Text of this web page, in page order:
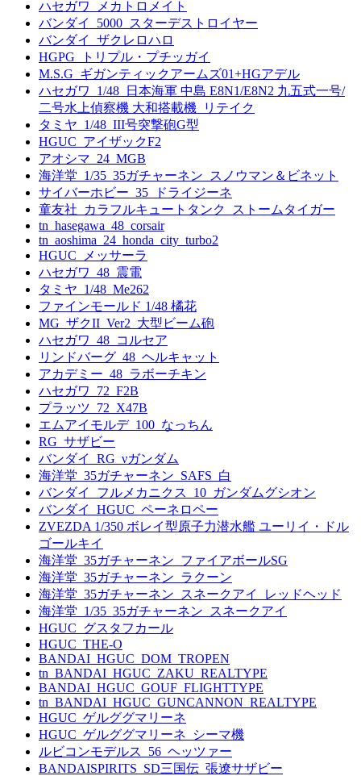
ハセガワ_メカトロメイト
バンダイ_5000_スターデストロイヤー
バンダイ_ザクレロハロ
HGPG_トリプル・プチッガイ
M.S.G_ギガンティックアームズ01+HGアデル
ハセガワ_1/48_日本海軍 中島 E8N1/E8N2 九五式一号/
二号水上偵察機 大和搭載機_リテイク
タミヤ_1/48_III号突撃砲G型
HGUC_アイザックF2
アオシマ_24_MGB
海洋堂_1/35_35ガチャーネン_スノウマン＆ビネット
サイバーホビー_35_ドライジーネ
童友社_カラフルキュートタンク_ストームタイガー
tn_hasegawa_48_corsair
tn_aoshima_24_honda_city_turbo2
HGUC_メッサーラ
ハセガワ_48_震電
タミヤ_1/48_Me262
ファインモールド 1/48 橘花
MG_ザクII_Ver2_大型ビーム砲
ハセガワ_48_コルセア
リンドバーグ_48_ヘルキャット
アカデミー_48_ラボーチキン
ハセガワ_72_F2B
プラッツ_72_X47B
エムアイモルデ_100_なっちん
RG_サザビー
バンダイ_RG_νガンダム
海洋堂_35ガチャーネン_SAFS_白
バンダイ_フルメカニクス_10_ガンダムグシオン
バンダイ_HGUC_ペーネロペー
ZVEZDA 1/350 ボレイ型原子力潜水艦 ユーリイ・ドル
ゴールキイ
海洋堂_35ガチャーネン_ファイアボールSG
海洋堂_35ガチャーネン_ラクーン
海洋堂_35ガチャーネン_スネークアイ_レッドヘッド
海洋堂_1/35_35ガチャーネン_スネークアイ
HGUC_グスタフカール
HGUC_THE-O
BANDAI_HGUC_DOM_TROPEN
tn_BANDAI_HGUC_ZAKU_REALTYPE
BANDAI_HGUC_GOUF_FLIGHTTYPE
tn_BANDAI_HGUC_GUNCANNON_REALTYPE
HGUC_ゲルググマリーネ
HGUC_ゲルググマリーネ_シーマ機
ルビコンモデルス_56_ヘッツァー
BANDAISPIRITS_SD三国伝_張遼サザビー